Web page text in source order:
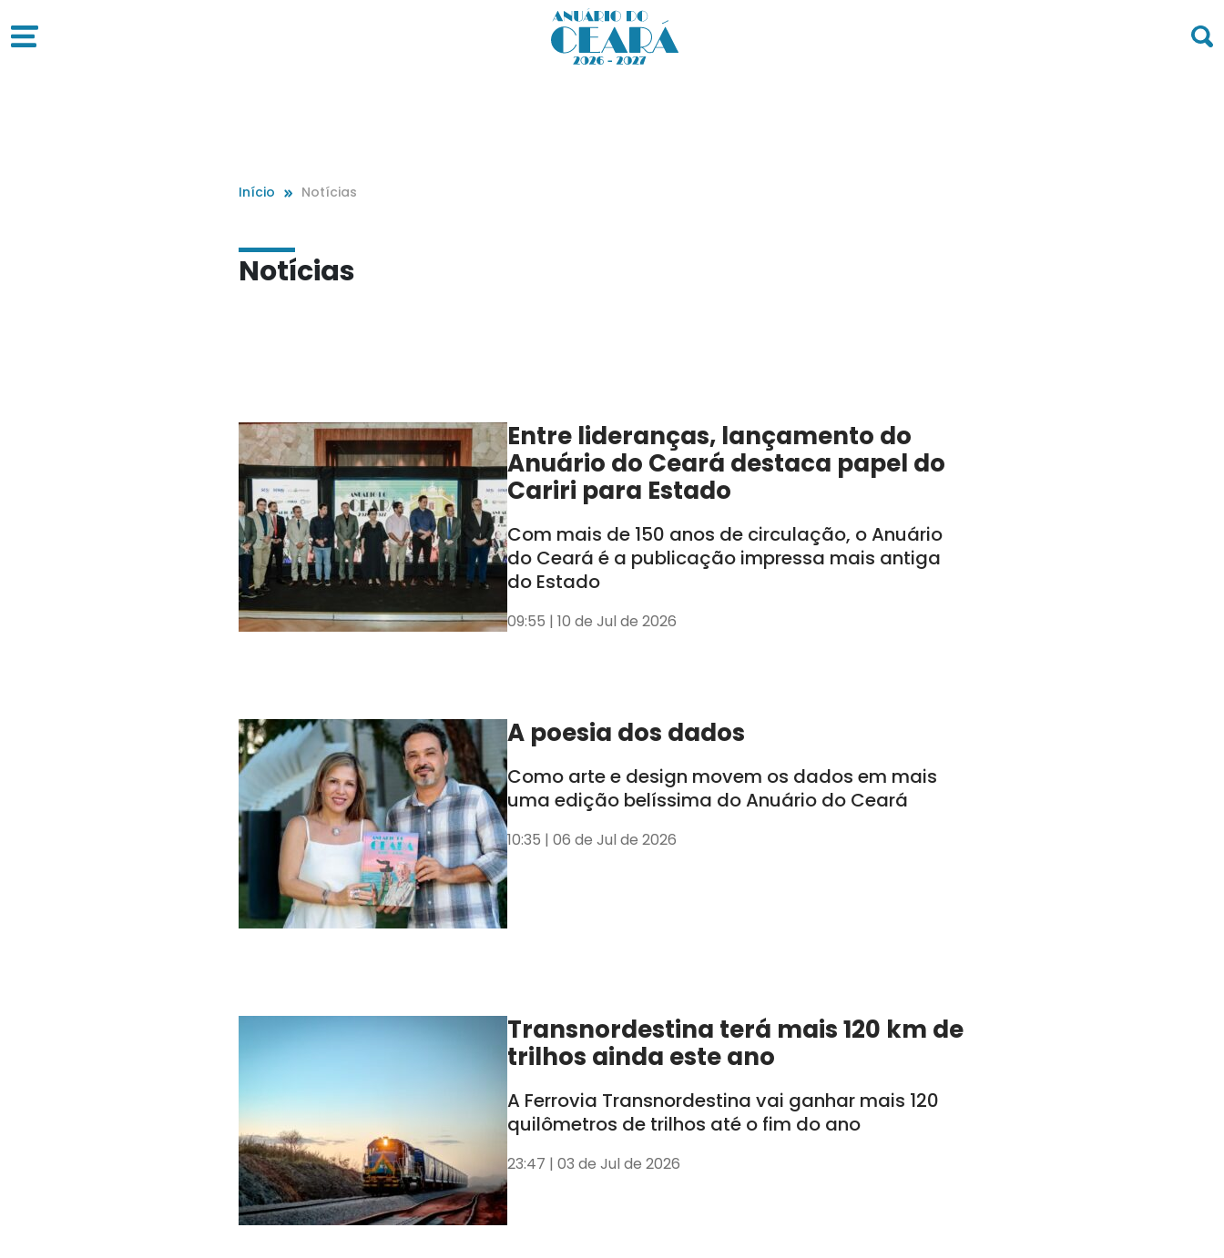
Início Notícias
Notícias
Entre lideranças, lançamento do
Anuário do Ceará destaca papel do
Cariri para Estado
Com mais de 150 anos de circulação, o Anuário
do Ceará é a publicação impressa mais antiga
do Estado
09:55 | 10 de Jul de 2026
A poesia dos dados
Como arte e design movem os dados em mais
uma edição belíssima do Anuário do Ceará
10:35 | 06 de Jul de 2026
Transnordestina terá mais 120 km de
trilhos ainda este ano
A Ferrovia Transnordestina vai ganhar mais 120
quilômetros de trilhos até o fim do ano
23:47 | 03 de Jul de 2026